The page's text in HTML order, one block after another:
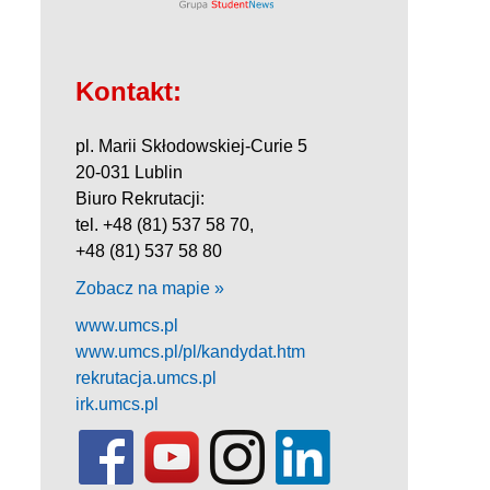
Kontakt:
pl. Marii Skłodowskiej-Curie 5
20-031 Lublin
Biuro Rekrutacji:
tel. +48 (81) 537 58 70,
+48 (81) 537 58 80
Zobacz na mapie »
www.umcs.pl
www.umcs.pl/pl/kandydat.htm
rekrutacja.umcs.pl
irk.umcs.pl